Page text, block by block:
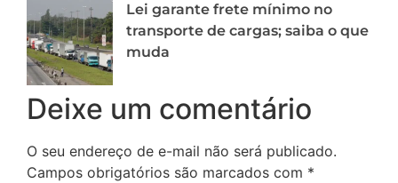
Lei garante frete mínimo no
transporte de cargas; saiba o que
muda
Deixe um comentário
O seu endereço de e-mail não será publicado.
Campos obrigatórios são marcados com *